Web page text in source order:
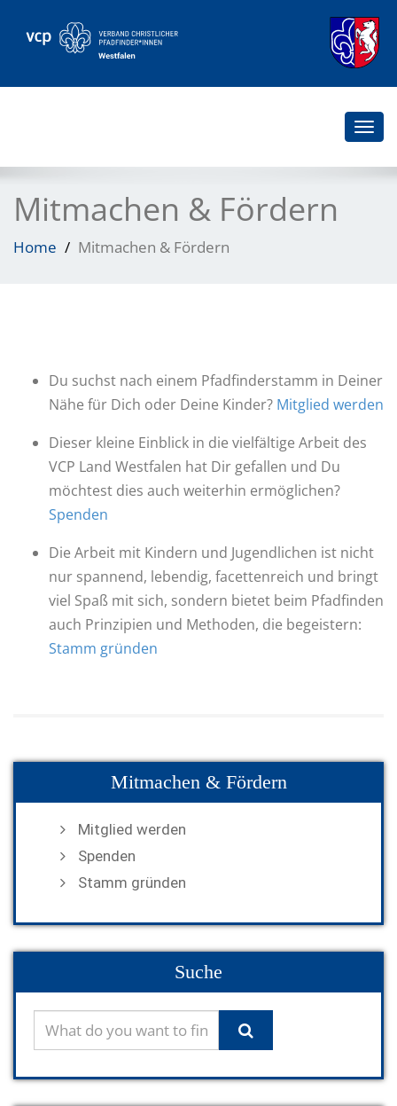
Mitmachen & Fördern
Home Mitmachen & Fördern
Du suchst nach einem Pfadfinderstamm in Deiner
Nähe für Dich oder Deine Kinder? Mitglied werden
Dieser kleine Einblick in die vielfältige Arbeit des
VCP Land Westfalen hat Dir gefallen und Du
möchtest dies auch weiterhin ermöglichen?
Spenden
Die Arbeit mit Kindern und Jugendlichen ist nicht
nur spannend, lebendig, facettenreich und bringt
viel Spaß mit sich, sondern bietet beim Pfadfinden
auch Prinzipien und Methoden, die begeistern:
Stamm gründen
Mitmachen & Fördern
Mitglied werden
Spenden
Stamm gründen
Suche